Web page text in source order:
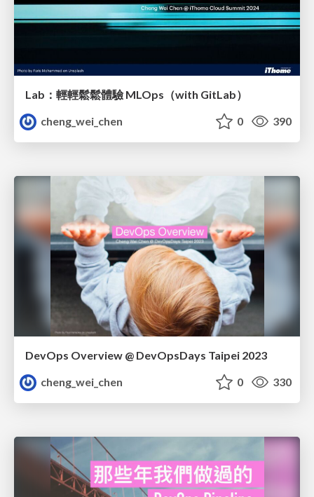
Lab：輕輕鬆鬆體驗 MLOps（with GitLab）
cheng_wei_chen
0 390
DevOps Overview @ DevOpsDays Taipei 2023
cheng_wei_chen
0 330